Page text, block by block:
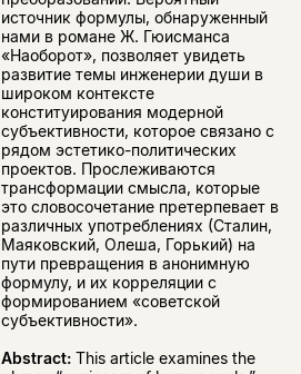
источник формулы, обнаруженный
нами в романе Ж. Гюисманса
«Наоборот», позволяет увидеть
развитие темы инженерии души в
широком контексте
конституирования модерной
субъективности, которое связано с
рядом эстетико-политических
проектов. Прослеживаются
трансформации смысла, которые
это словосочетание претерпевает в
различных употреблениях (Сталин,
Маяковский, Олеша, Горький) на
пути превращения в анонимную
формулу, и их корреляции с
формированием «советской
субъективности».
Abstract: This article examines the